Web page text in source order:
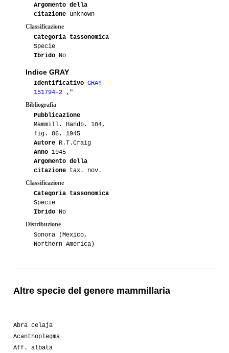
Argomento della
citazione unknown
Classificazione
Categoria tassonomica
Specie
Ibrido No
Indice GRAY
Identificativo GRAY
151794-2 ,"
Bibliografia
Pubblicazione
Mammill. Handb. 104,
fig. 86. 1945
Autore R.T.Craig
Anno 1945
Argomento della
citazione tax. nov.
Classificazione
Categoria tassonomica
Specie
Ibrido No
Distribuzione
Sonora (Mexico,
Northern America)
Altre specie del genere mammillaria
Abra celaja
Acanthoplegma
Aff. albata